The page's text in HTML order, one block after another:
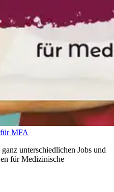
MFA
unterschiedlichen Jobs und
für Medizinische